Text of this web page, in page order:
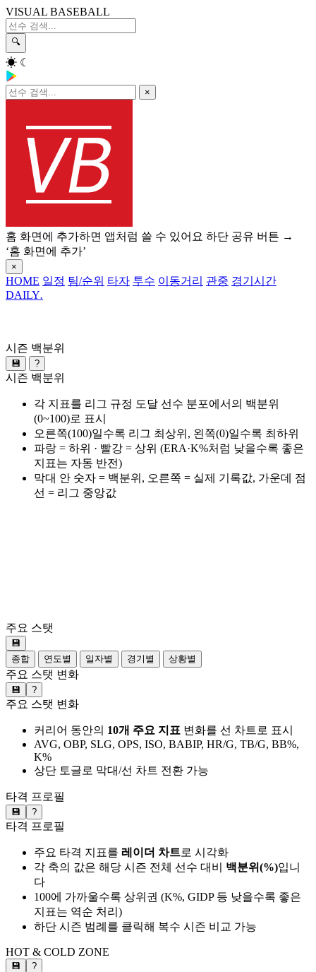
VISUAL BASEBALL
🔍
☀ ☾
×
홈 화면에 추가하면 앱처럼 쓸 수 있어요 하단 공유 버튼 →
‘홈 화면에 추가’
×
HOME 일정 팀/순위 타자 투수 이동거리 관중 경기시간
DAILY.
시즌 백분위
💾 ?
시즌 백분위
각 지표를 리그 규정 도달 선수 분포에서의 백분위
(0~100)로 표시
오른쪽(100)일수록 리그 최상위, 왼쪽(0)일수록 최하위
파랑 = 하위 · 빨강 = 상위 (ERA·K%처럼 낮을수록 좋은
지표는 자동 반전)
막대 안 숫자 = 백분위, 오른쪽 = 실제 기록값, 가운데 점
선 = 리그 중앙값
주요 스탯
💾
종합
연도별 일자별 경기별 상황별
주요 스탯 변화
💾 ?
주요 스탯 변화
커리어 동안의 10개 주요 지표 변화를 선 차트로 표시
AVG, OBP, SLG, OPS, ISO, BABIP, HR/G, TB/G, BB%,
K%
상단 토글로 막대/선 차트 전환 가능
타격 프로필
💾 ?
타격 프로필
주요 타격 지표를 레이더 차트로 시각화
각 축의 값은 해당 시즌 전체 선수 대비 백분위(%)입니
다
100에 가까울수록 상위권 (K%, GIDP 등 낮을수록 좋은
지표는 역순 처리)
하단 시즌 범례를 클릭해 복수 시즌 비교 가능
HOT & COLD ZONE
💾 ?